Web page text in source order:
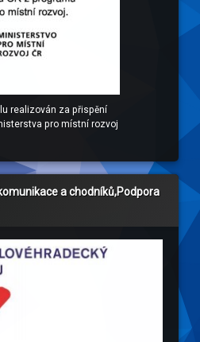
realizován za přispění
pro místní rozvoj
a chodníků,Podpora